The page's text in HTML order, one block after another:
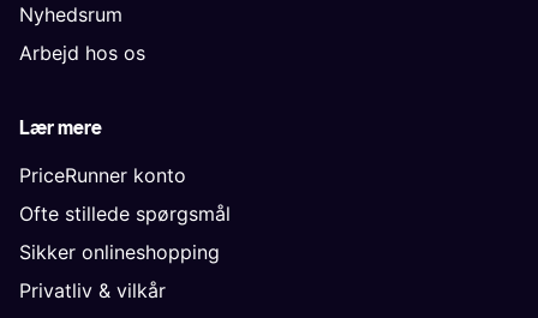
Nyhedsrum
Arbejd hos os
Lær mere
PriceRunner konto
Ofte stillede spørgsmål
Sikker onlineshopping
Privatliv & vilkår